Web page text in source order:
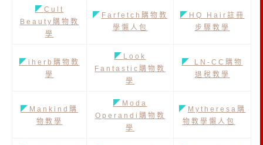
◤ Cult
Beauty購物教
學
◤ Farfetch購物教
學懶人包
◤ HQ Hair註冊
步驟教學
◤ iherb購物教
學
◤ Look
Fantastic購物教
學
◤
LN-CC購物
退稅教學
◤ Mankind購
物教學
◤ Moda
Operandi購物教
學
◤ Mytheresa購
物教學懶人包